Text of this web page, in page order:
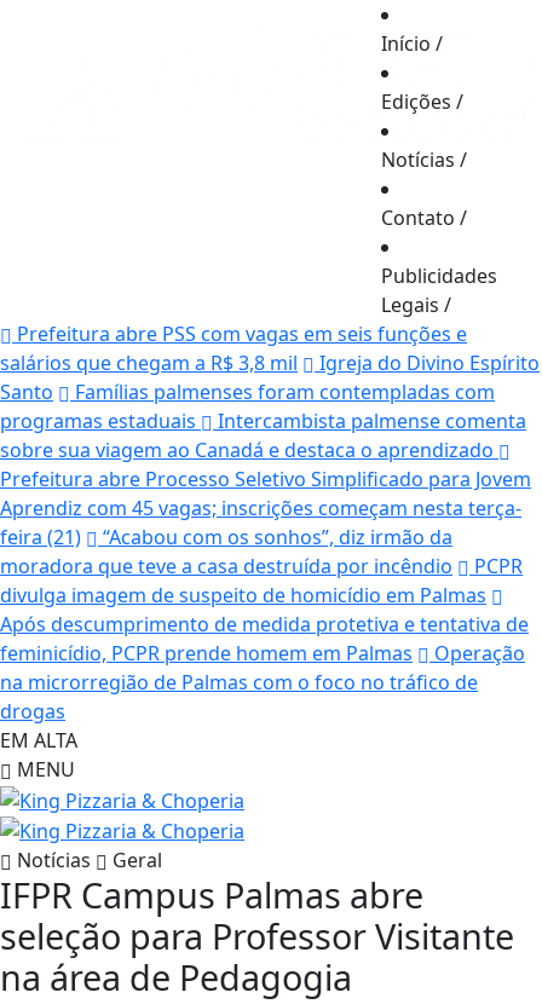
Início /
Edições /
Notícias /
Contato /
Publicidades
Legais /
Prefeitura abre PSS com vagas em seis funções e
salários que chegam a R$ 3,8 mil
Igreja do Divino Espírito
Santo
Famílias palmenses foram contempladas com
programas estaduais
Intercambista palmense comenta
sobre sua viagem ao Canadá e destaca o aprendizado
Prefeitura abre Processo Seletivo Simplificado para Jovem
Aprendiz com 45 vagas; inscrições começam nesta terça-
feira (21)
“Acabou com os sonhos”, diz irmão da
moradora que teve a casa destruída por incêndio
PCPR
divulga imagem de suspeito de homicídio em Palmas
Após descumprimento de medida protetiva e tentativa de
feminicídio, PCPR prende homem em Palmas
Operação
na microrregião de Palmas com o foco no tráfico de
drogas
EM ALTA
MENU
Notícias Geral
IFPR Campus Palmas abre
seleção para Professor Visitante
na área de Pedagogia